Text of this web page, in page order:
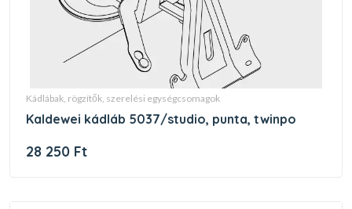
kádlábak, rögzítők, szerelési egységcsomagok
kaldewei kádláb 5037/studio, punta, twinpo
28 250 Ft